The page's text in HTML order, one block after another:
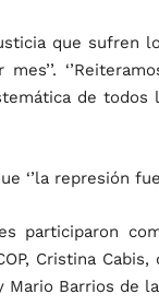
que sufren
de
‘’la represión
participaron
Cristina
Barrios de